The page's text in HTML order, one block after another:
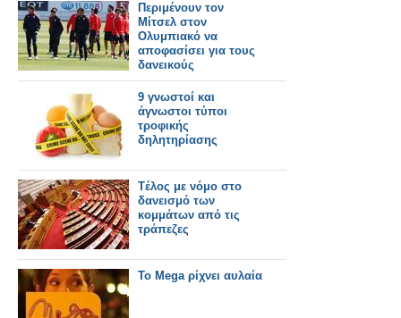
Περιμένουν τον
Μίτσελ στον
Ολυμπιακό να
αποφασίσει για τους
δανεικούς
9 γνωστοί και
άγνωστοι τύποι
τροφικής
δηλητηρίασης
Tέλος με νόμο στο
δανεισμό των
κομμάτων από τις
τράπεζες
Το Mega ρίχνει αυλαία